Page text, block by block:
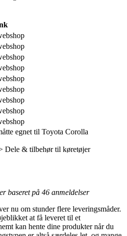
egnet til Toyota Corolla
Dele & tilbehør til køretøjer
baseret på 46 anmeldelser
nu om stunder flere leveringsmåder.
at få leveret til et
kan hente dine produkter når du